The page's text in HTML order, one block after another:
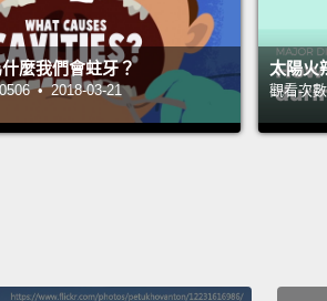
生長、學習、最後發揮他或
會造成嚴重後果，最後甚至
Fortunately, the world is
part of this effort, DSM's
麼我們會蛀牙？
• 2018-03-21
太陽火
觀看次